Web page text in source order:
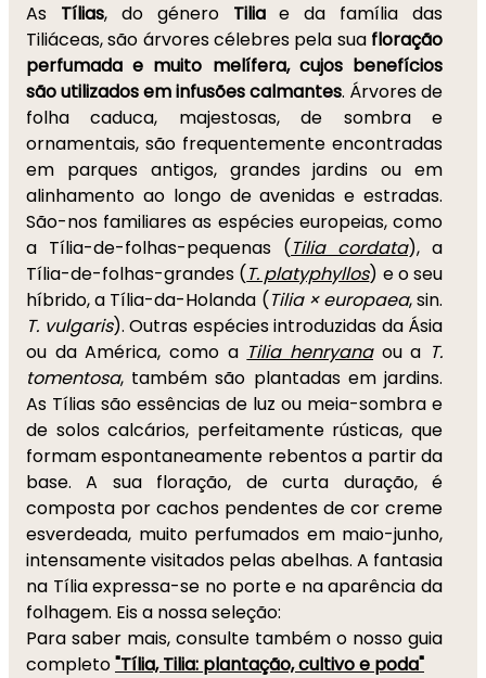
As Tílias, do género Tiliae da família das
Tiliáceas, são árvores célebres pela sua floração
perfumada e muito melífera, cujos benefícios
são utilizados em infusões calmantes. Árvores de
folha caduca, majestosas, de sombra e
ornamentais, são frequentemente encontradas
em parques antigos, grandes jardins ou em
alinhamento ao longo de avenidas e estradas.
São-nos familiares as espécies europeias, como
a Tília-de-folhas-pequenas (Tilia cordata), a
Tília-de-folhas-grandes (T. platyphyllos) e o seu
híbrido, a Tília-da-Holanda (Tilia × europaea, sin.
T. vulgaris). Outras espécies introduzidas da Ásia
ou da América, como a Tilia henryana ou a T.
tomentosa, também são plantadas em jardins.
As Tílias são essências de luz ou meia-sombra e
de solos calcários, perfeitamente rústicas, que
formam espontaneamente rebentos a partir da
base. A sua floração, de curta duração, é
composta por cachos pendentes de cor creme
esverdeada, muito perfumados em maio-junho,
intensamente visitados pelas abelhas. A fantasia
na Tília expressa-se no porte e na aparência da
folhagem. Eis a nossa seleção:
Para saber mais, consulte também o nosso guia
completo"Tília, Tilia: plantação, cultivo e poda"